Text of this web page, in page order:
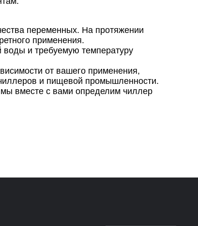
переменных. На протяжении
применения.
воды и требуемую температуру
от вашего применения,
и пищевой промышленности.
вместе с вами определим чиллер